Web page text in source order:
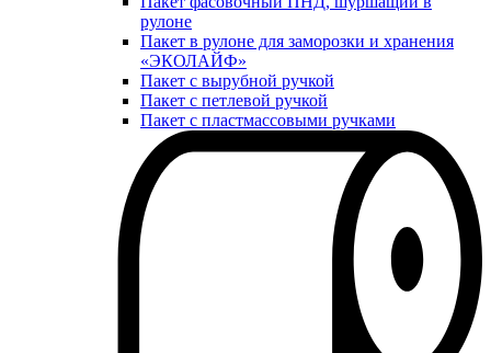
рулоне
Пакет в рулоне для заморозки и хранения
«ЭКОЛАЙФ»
Пакет с вырубной ручкой
Пакет с петлевой ручкой
Пакет с пластмассовыми ручками